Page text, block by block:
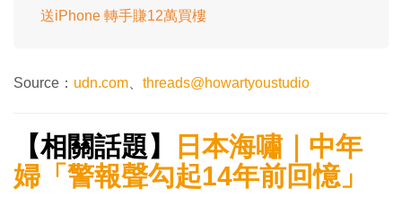
送iPhone 轉手賺12萬買樓
Source： udn.com threads@howartyoustudio
【相關話題】
日本海嘯｜中年
婦「警報聲勾起14年前回憶」